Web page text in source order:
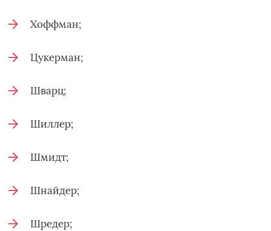
Хоффман;
Цукерман;
Шварц;
Шиллер;
Шмидт;
Шнайдер;
Шредер;